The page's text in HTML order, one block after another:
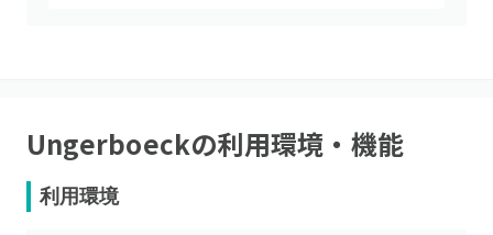
Ungerboeckの利用環境・機能
利用環境